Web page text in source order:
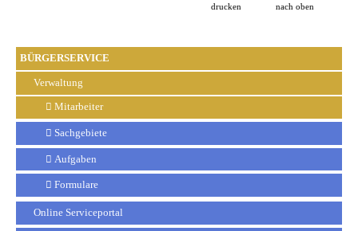
BÜRGERSERVICE
Verwaltung
Mitarbeiter
Sachgebiete
Aufgaben
Formulare
Online Serviceportal
drucken nach oben